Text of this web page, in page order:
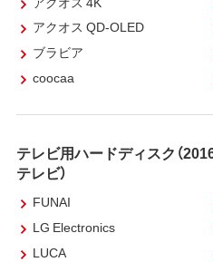
アクオス QD-OLED
ブラビア
coocaa
テレビ用ハードディスク（
テレビ）
FUNAI
LG Electronics
LUCA